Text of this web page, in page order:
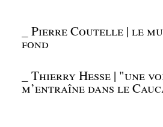
_Pierre Coutelle | le
fond
_Thierry Hesse | "une
m’entraîne dans le